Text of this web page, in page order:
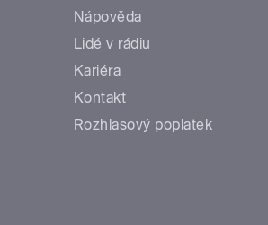
Nápověda
Lidé v rádiu
Kariéra
Kontakt
Rozhlasový poplatek